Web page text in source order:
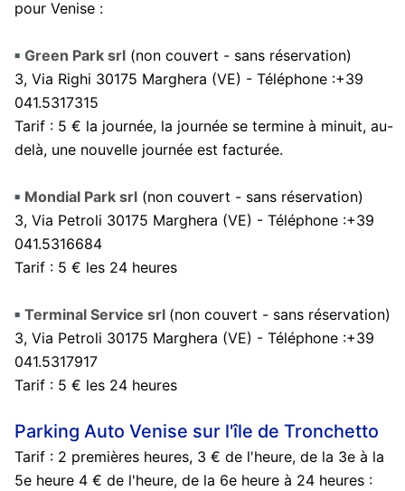
pour Venise :
Green Park srl(non couvert - sans réservation)
3, Via Righi 30175 Marghera (VE) - Téléphone :+39
041.5317315
Tarif : 5 € la journée, la journée se termine à minuit, au-
delà, une nouvelle journée est facturée.
Mondial Park srl(non couvert - sans réservation)
3, Via Petroli 30175 Marghera (VE) - Téléphone :+39
041.5316684
Tarif : 5 € les 24 heures
Terminal Service srl (non couvert - sans réservation)
3, Via Petroli 30175 Marghera (VE) - Téléphone :+39
041.5317917
Tarif : 5 € les 24 heures
Parking Auto Venise sur l'île de Tronchetto
Tarif : 2 premières heures, 3 € de l'heure, de la 3e à la
5e heure 4 € de l'heure, de la 6e heure à 24 heures :